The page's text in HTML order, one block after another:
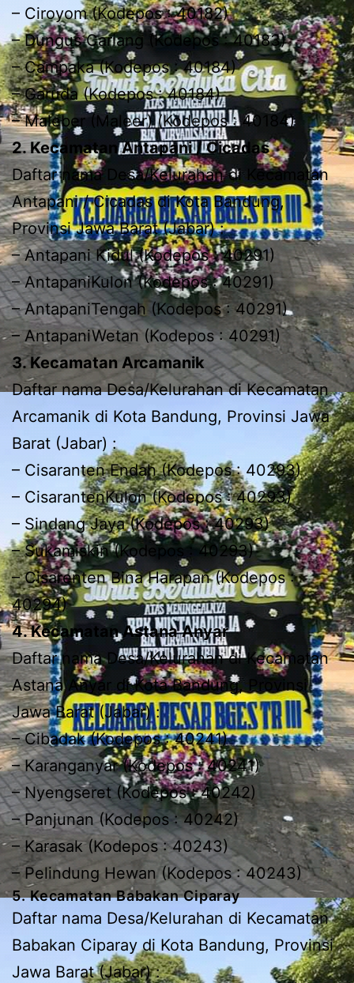
– Ciroyom (Kodepos : 40182)
– Dungus Cariang (Kodepos : 40183)
– Campaka (Kodepos : 40184)
– Garuda (Kodepos : 40184)
– Maleber (Maleer) (Kodepos : 40184)
2. Kecamatan Antapani / Cicadas
Daftar nama Desa/Kelurahan di Kecamatan
Antapani / Cicadas di Kota Bandung,
Provinsi Jawa Barat (Jabar) :
– Antapani Kidul (Kodepos : 40291)
– AntapaniKulon (Kodepos : 40291)
– AntapaniTengah (Kodepos : 40291)
– AntapaniWetan (Kodepos : 40291)
3. Kecamatan Arcamanik
Daftar nama Desa/Kelurahan di Kecamatan
Arcamanik di Kota Bandung, Provinsi Jawa
Barat (Jabar) :
– Cisaranten Endah (Kodepos : 40293)
– CisarantenKulon (Kodepos : 40293)
– Sindang Jaya (Kodepos : 40293)
– Sukamiskin (Kodepos : 40293)
– Cisarenten Bina Harapan (Kodepos :
40294)
4. Kecamatan Astana Anyar
Daftar nama Desa/Kelurahan di Kecamatan
Astana Anyar di Kota Bandung, Provinsi
Jawa Barat (Jabar) :
– Cibadak (Kodepos : 40241)
– Karanganyar (Kodepos : 40241)
– Nyengseret (Kodepos : 40242)
– Panjunan (Kodepos : 40242)
– Karasak (Kodepos : 40243)
– Pelindung Hewan (Kodepos : 40243)
5. Kecamatan Babakan Ciparay
Daftar nama Desa/Kelurahan di Kecamatan
Babakan Ciparay di Kota Bandung, Provinsi
Jawa Barat (Jabar) :